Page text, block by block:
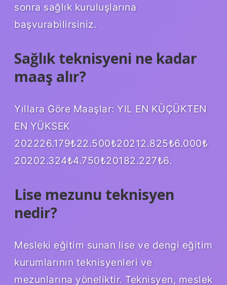
sonra sağlık kuruluşlarına
başvurabilirsiniz.
Sağlık teknisyeni ne kadar
maaş alır?
Yıllara Göre Maaşlar: YIL EN KÜÇÜKTEN
EN YÜKSEK
202226.179₺22.500₺20212.825₺6.000₺
20202.324₺4.750₺20182.227₺6.
Lise mezunu teknisyen
nedir?
Mesleki eğitim sunan lise ve dengi eğitim
kurumlarının teknisyenleri ve
mezunlarına yöneliktir. Teknisyen, meslek